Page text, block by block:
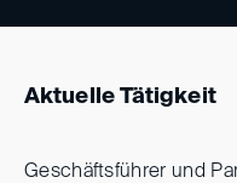
Aktuelle Tätigkeit
Geschäftsführer und